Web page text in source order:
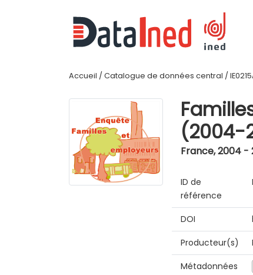
Accueil / Catalogue de données central /
(2004-
France,2004 -
ID de
référence
DOI
Producteur(s)
Métadonnées